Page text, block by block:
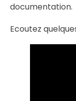
documentation.
Ecoutez